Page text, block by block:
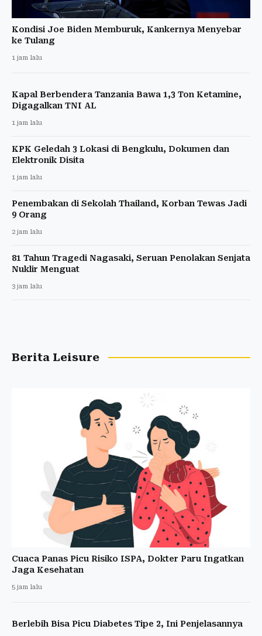
Kondisi Joe Biden Memburuk, Kankernya Menyebar
ke Tulang
1 jam lalu
Kapal Berbendera Tanzania Bawa 1,3 Ton Ketamine,
Digagalkan TNI AL
1 jam lalu
KPK Geledah 3 Lokasi di Bengkulu, Dokumen dan
Elektronik Disita
1 jam lalu
Penembakan di Sekolah Thailand, Korban Tewas Jadi
9 Orang
2 jam lalu
81 Tahun Tragedi Nagasaki, Seruan Penolakan Senjata
Nuklir Menguat
3 jam lalu
Berita Leisure
Cuaca Panas Picu Risiko ISPA, Dokter Paru Ingatkan
Jaga Kesehatan
5 jam lalu
Berlebih Bisa Picu Diabetes Tipe 2, Ini Penjelasannya